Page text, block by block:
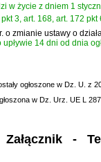
w życie z dniem 1
3, art. 168, art. 172
o zmianie ustawy o
14 dni od dnia
ogłoszone w Dz. U. z
w Dz. Urz. UE L
Załącznik-